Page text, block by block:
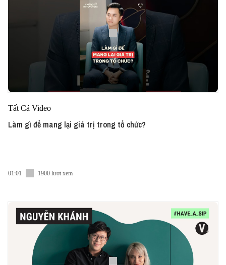
Tất Cả Video
Làm gì để mang lại giá trị trong tổ chức?
01:01 1900 lượt xem